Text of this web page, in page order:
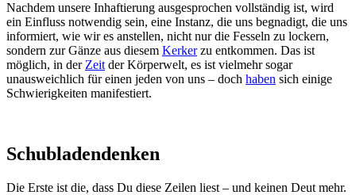
Nachdem unsere Inhaftierung ausgesprochen vollständig ist, wird
ein Einfluss notwendig sein, eine Instanz, die uns begnadigt, die uns
informiert, wie wir es anstellen, nicht nur die Fesseln zu lockern,
sondern zur Gänze aus diesem Kerkerzu entkommen. Das ist
möglich, in der Zeit der Körperwelt, es ist vielmehr sogar
unausweichlich für einen jeden von uns – doch haben sich einige
Schwierigkeiten manifestiert.
Schubladendenken
Die Erste ist die, dass Du diese Zeilen liest – und keinen Deut mehr.